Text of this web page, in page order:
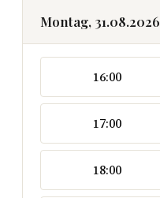
Montag, 31.08.2026
16:00
17:00
18:00